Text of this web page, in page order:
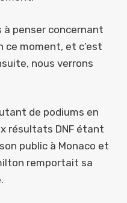
à penser concernant
ce moment, et c’est
nous verrons
de podiums en
résultats DNF étant
public à Monaco et
remportait sa